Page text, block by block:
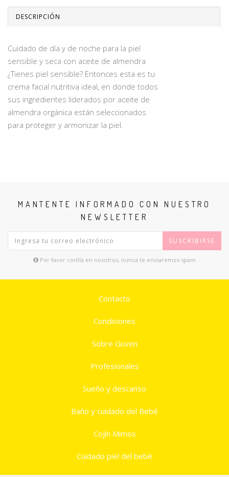
DESCRIPCIÓN
Cuidado de día y de noche para la piel
sensible y seca con aceite de almendra
¿Tienes piel sensible? Entonces esta es tu
crema facial nutritiva ideal, en donde todos
sus ingredientes liderados por aceite de
almendra orgánica están seleccionados
para proteger y armonizar la piel.
MANTENTE INFORMADO CON NUESTRO
NEWSLETTER
SUSCRIBIRSE
Por favor confía en nosotros, nunca te enviaremos spam
Contacto
Condiciones
Sobre Güven
Profesionales
Sueño y descanso
Baño y cuidado del Bebé
Cojín Mimos
Cuidado piel del bebé